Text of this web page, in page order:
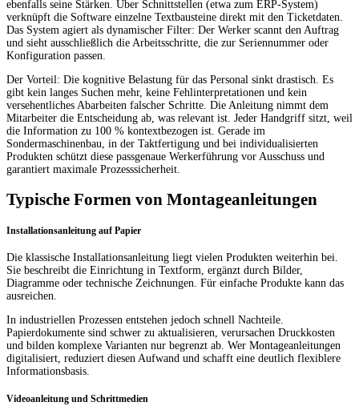
ebenfalls seine Stärken. Über Schnittstellen (etwa zum ERP-System)
verknüpft die Software einzelne Textbausteine direkt mit den Ticketdaten.
Das System agiert als dynamischer Filter: Der Werker scannt den Auftrag
und sieht ausschließlich die Arbeitsschritte, die zur Seriennummer oder
Konfiguration passen.
Der Vorteil: Die kognitive Belastung für das Personal sinkt drastisch. Es
gibt kein langes Suchen mehr, keine Fehlinterpretationen und kein
versehentliches Abarbeiten falscher Schritte. Die Anleitung nimmt dem
Mitarbeiter die Entscheidung ab, was relevant ist. Jeder Handgriff sitzt, weil
die Information zu 100 % kontextbezogen ist. Gerade im
Sondermaschinenbau, in der Taktfertigung und bei individualisierten
Produkten schützt diese passgenaue Werkerführung vor Ausschuss und
garantiert maximale Prozesssicherheit.
Typische Formen von Montageanleitungen
Installationsanleitung auf Papier
Die klassische Installationsanleitung liegt vielen Produkten weiterhin bei.
Sie beschreibt die Einrichtung in Textform, ergänzt durch Bilder,
Diagramme oder technische Zeichnungen. Für einfache Produkte kann das
ausreichen.
In industriellen Prozessen entstehen jedoch schnell Nachteile.
Papierdokumente sind schwer zu aktualisieren, verursachen Druckkosten
und bilden komplexe Varianten nur begrenzt ab. Wer Montageanleitungen
digitalisiert, reduziert diesen Aufwand und schafft eine deutlich flexiblere
Informationsbasis.
Videoanleitung und Schrittmedien